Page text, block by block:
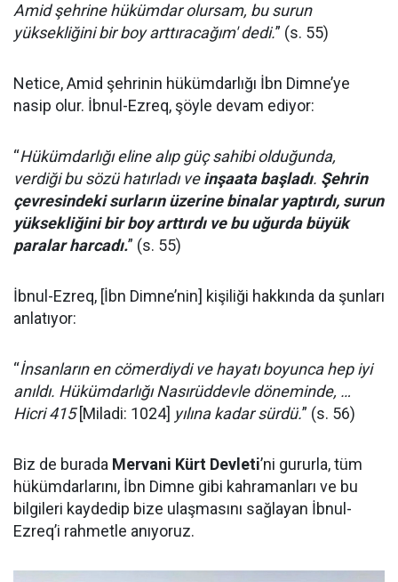
Amid şehrine hükümdar olursam, bu surun
yüksekliğini bir boy arttıracağım' dedi.” (s. 55)
Netice, Amid şehrinin hükümdarlığı İbn Dimne’ye
nasip olur. İbnul-Ezreq, şöyle devam ediyor:
“Hükümdarlığı eline alıp güç sahibi olduğunda,
verdiği bu sözü hatırladı veinşaata başladı. Şehrin
çevresindeki surların üzerine binalar yaptırdı, surun
yüksekliğini bir boy arttırdı ve bu uğurda büyük
paralar harcadı.” (s. 55)
İbnul-Ezreq, [İbn Dimne’nin] kişiliği hakkında da şunları
anlatıyor:
“İnsanların en cömerdiydi ve hayatı boyunca hep iyi
anıldı. Hükümdarlığı Nasırüddevle döneminde, …
Hicri 415[Miladi: 1024] yılına kadar sürdü.” (s. 56)
Biz de burada Mervani Kürt Devleti’ni gururla, tüm
hükümdarlarını, İbn Dimne gibi kahramanları ve bu
bilgileri kaydedip bize ulaşmasını sağlayan İbnul-
Ezreq’i rahmetle anıyoruz.